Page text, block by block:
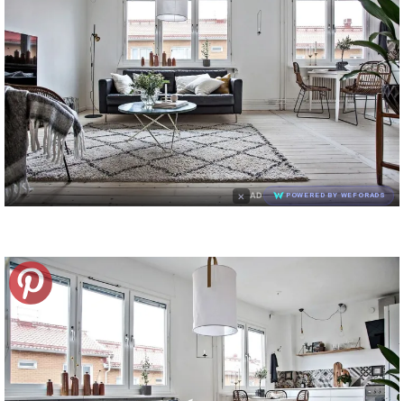
× AD POWERED BY WEFORADS